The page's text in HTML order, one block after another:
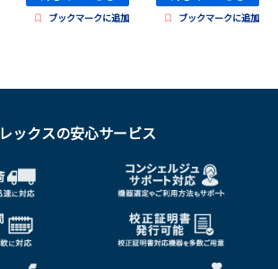
ブックマークに追加 ブックマークに追加
レックスの安心サービス